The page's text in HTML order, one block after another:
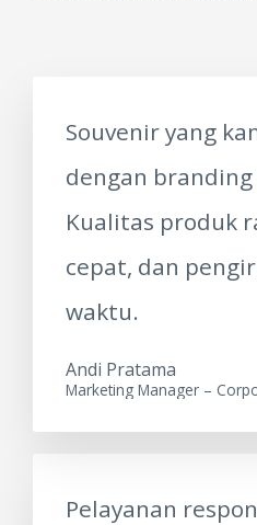
Souvenir yang
dengan
Kualitas produk
cepat, dan
waktu.
Andi Pratama
Marketing Manager –
Pelayanan